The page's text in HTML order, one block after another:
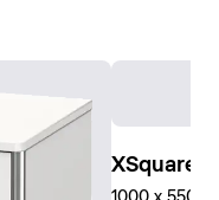
XSquare